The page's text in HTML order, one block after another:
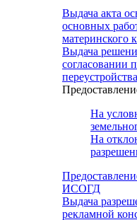
Выдача акта
основных
материнского
Выдача
согласовании
На
На
ИСОГД
Выдача
рекламной